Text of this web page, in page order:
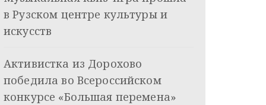
в Рузском центре культуры и
искусств
Активистка из Дорохово
победила во Всероссийском
конкурсе «Большая перемена»